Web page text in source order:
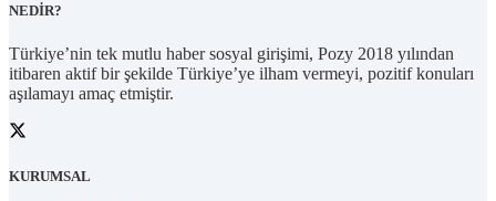
NEDİR?
Türkiye’nin tek mutlu haber sosyal girişimi, Pozy 2018 yılından
itibaren aktif bir şekilde Türkiye’ye ilham vermeyi, pozitif konuları
aşılamayı amaç etmiştir.
KURUMSAL